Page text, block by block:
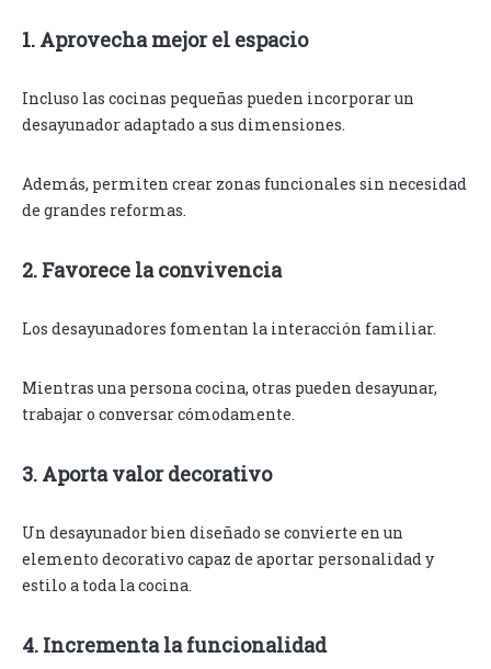
1. Aprovecha mejor el espacio
Incluso las cocinas pequeñas pueden incorporar un
desayunador adaptado a sus dimensiones.
Además, permiten crear zonas funcionales sin necesidad
de grandes reformas.
2. Favorece la convivencia
Los desayunadores fomentan la interacción familiar.
Mientras una persona cocina, otras pueden desayunar,
trabajar o conversar cómodamente.
3. Aporta valor decorativo
Un desayunador bien diseñado se convierte en un
elemento decorativo capaz de aportar personalidad y
estilo a toda la cocina.
4. Incrementa la funcionalidad